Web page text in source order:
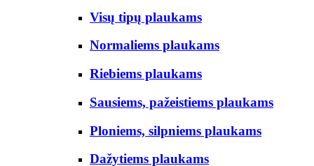
Visų tipų plaukams
Normaliems plaukams
Riebiems plaukams
Sausiems, pažeistiems plaukams
Ploniems, silpniems plaukams
Dažytiems plaukams